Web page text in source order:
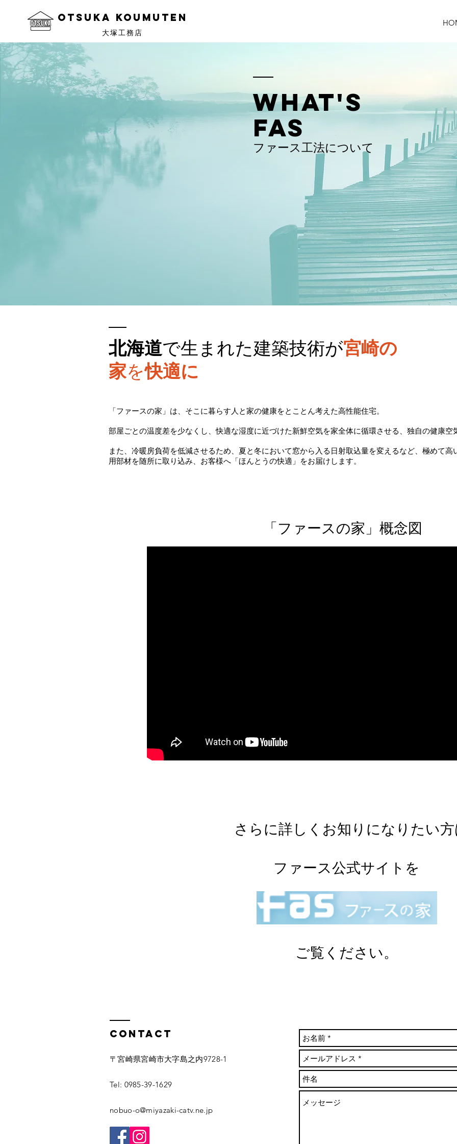
OtSuka KOUMUTEN
大塚工務店
WHAT'S
​FAS
ファース工法について
北海道で生まれた建築技術が宮崎の
家を快適に
「ファースの家」は、そこに暮らす人と家の健康をとことん考えた高性能住宅。
部屋ごとの温度差を少なくし、快適な湿度に近づけた新鮮空気を家全体に循環させる、独自の健康空
また、冷暖房負荷を低減させるため、夏と冬において窓から入る日射取込量を変えるなど、極めて
用部材を随所に取り込み、お客様へ「ほんとうの快適」をお届けします。
​「ファースの家」概念図
さらに詳しくお知りになりたい
ファース公式サイトを
ご覧ください。
Contact
〒宮崎県宮崎市大字島之内9728-1
Tel: 0985-39-1629
nobuo-o@miyazaki-catv.ne.jp